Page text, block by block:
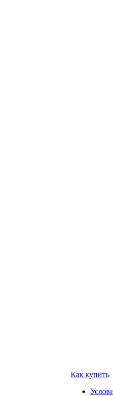
Как купить